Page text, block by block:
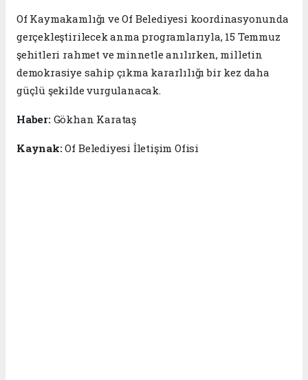
Of Kaymakamlığı ve Of Belediyesi koordinasyonunda
gerçekleştirilecek anma programlarıyla, 15 Temmuz
şehitleri rahmet ve minnetle anılırken, milletin
demokrasiye sahip çıkma kararlılığı bir kez daha
güçlü şekilde vurgulanacak.
Haber: Gökhan Karataş
Kaynak:Of Belediyesi İletişim Ofisi